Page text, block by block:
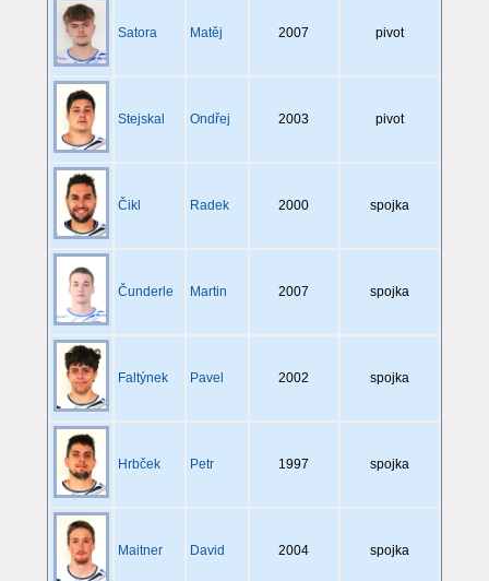
Satora Matěj 2007 pivot
Stejskal Ondřej 2003 pivot
Čikl Radek 2000 spojka
Čunderle Martin 2007 spojka
Faltýnek Pavel 2002 spojka
Hrbček Petr 1997 spojka
Maitner David 2004 spojka